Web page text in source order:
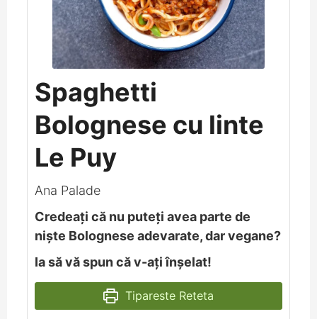
Spaghetti
Bolognese cu linte
Le Puy
Ana Palade
Credeați că nu puteți avea parte de
niște Bolognese adevarate, dar vegane?
Ia să vă spun că v-ați înșelat!
Tipareste Reteta